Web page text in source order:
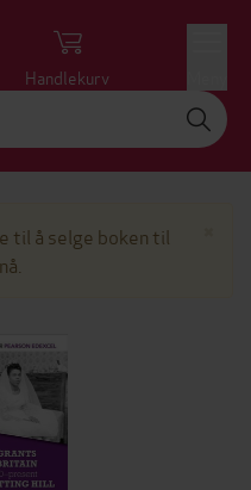
Handlekurv
til å selge boken til